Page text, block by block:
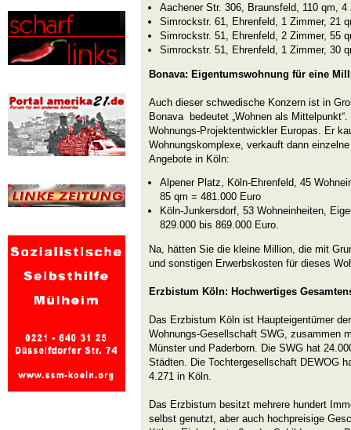
Aachener Str. 306, Braunsfeld, 110 qm, 4
Simrockstr. 61, Ehrenfeld, 1 Zimmer, 21
Simrockstr. 51, Ehrenfeld, 2 Zimmer, 55
Simrockstr. 51, Ehrenfeld, 1 Zimmer, 30
Bonava: Eigentumswohnung für eine
Auch dieser schwedische Konzern ist in
Bonava bedeutet „Wohnen als
Wohnungs-Projektentwickler Europas. Er
Wohnungskomplexe, verkauft dann
Angebote in Köln:
Alpener Platz, Köln-Ehrenfeld, 45
85 qm = 481.000 Euro
Köln-Junkersdorf, 53 Wohneinheiten,
829.000 bis 869.000 Euro.
Na, hätten Sie die kleine Million, die mit
und sonstigen Erwerbskosten für dieses
Erzbistum Köln: Hochwertiges
Das Erzbistum Köln ist Haupteigentümer
Wohnungs-Gesellschaft SWG, zusammen
Münster und Paderborn. Die SWG hat
Städten. Die Tochtergesellschaft DEWOG
4.271 in Köln.
Das Erzbistum besitzt mehrere hundert
selbst genutzt, aber auch hochpreisige